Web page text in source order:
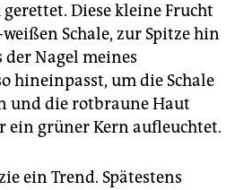
Diese kleine Frucht
Schale, zur Spitze hin
der Nagel meines
hineinpasst, um die Schale
und die rotbraune Haut
ein grüner Kern aufleuchtet.
ein Trend. Spätestens